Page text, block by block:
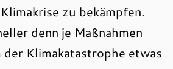
zu bekämpfen.
denn je Maßnahmen
Klimakatastrophe etwas